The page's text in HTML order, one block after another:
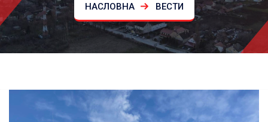
НАСЛОВНА ВЕСТИ